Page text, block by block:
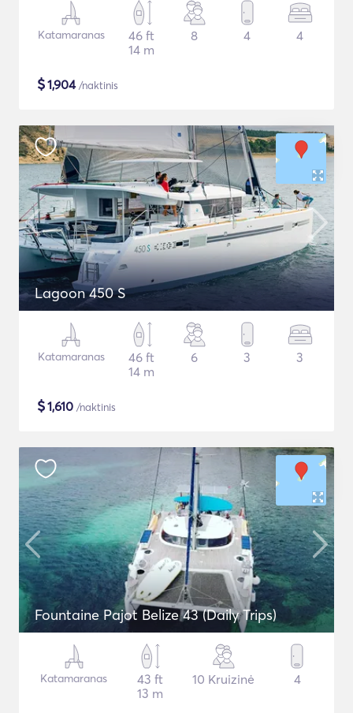
Katamaranas
46 ft
14 m
8 4 4
$1,904/naktinis
Lagoon 450 S
Katamaranas
46 ft
14 m
6 3 3
$1,610 /naktinis
Fountaine Pajot Belize 43 (Daily Trips)
Katamaranas
43 ft
13 m
10 Kruizinė 4